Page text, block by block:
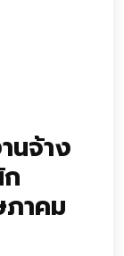
นจ้าง
าคม